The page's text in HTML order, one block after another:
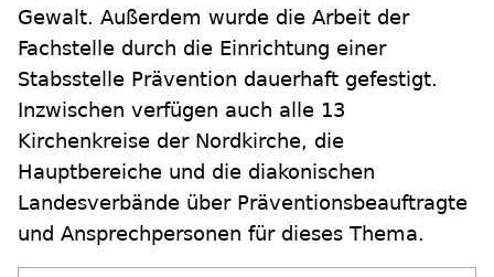
Gewalt. Außerdem wurde die Arbeit der
Fachstelle durch die Einrichtung einer
Stabsstelle Prävention dauerhaft gefestigt.
Inzwischen verfügen auch alle 13
Kirchenkreise der Nordkirche, die
Hauptbereiche und die diakonischen
Landesverbände über Präventionsbeauftragte
und Ansprechpersonen für dieses Thema.